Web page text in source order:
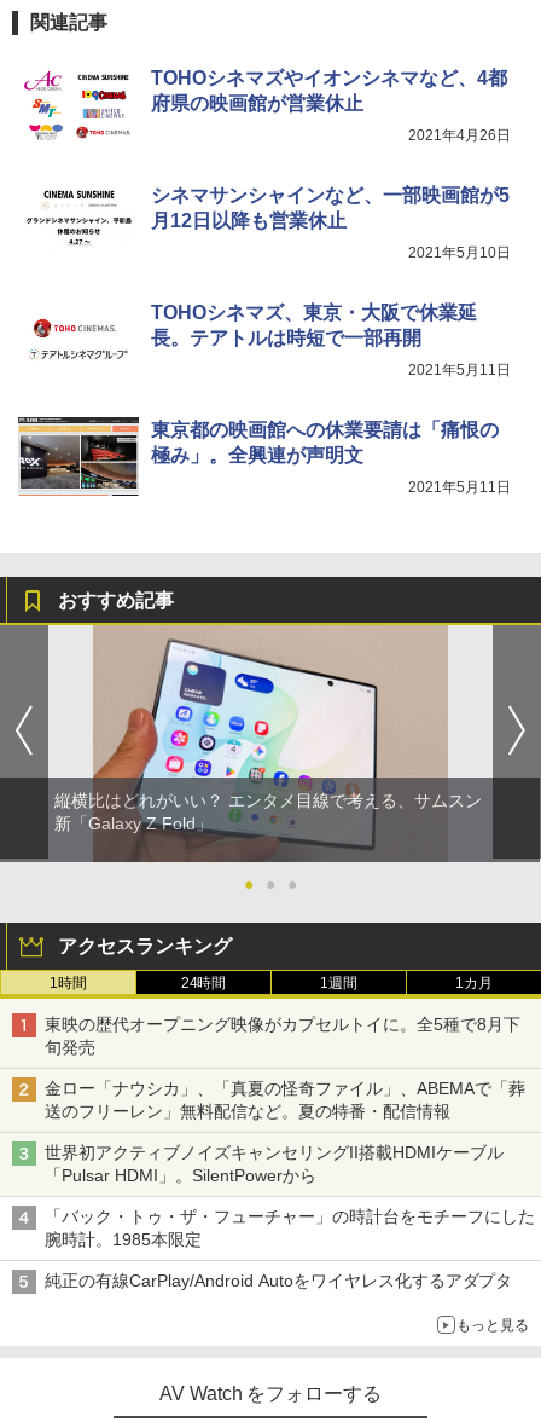
関連記事
TOHOシネマズやイオンシネマなど、4都
府県の映画館が営業休止
2021年4月26日
シネマサンシャインなど、一部映画館が5
月12日以降も営業休止
2021年5月10日
TOHOシネマズ、東京・大阪で休業延
長。テアトルは時短で一部再開
2021年5月11日
東京都の映画館への休業要請は「痛恨の
極み」。全興連が声明文
2021年5月11日
おすすめ記事
縦横比はどれがいい？ エンタメ目線で考える、サムスン
新「Galaxy Z Fold」
● ● ●
アクセスランキング
1時間 24時間 1週間 1カ月
東映の歴代オープニング映像がカプセルトイに。全5種で8月下
旬発売
金ロー「ナウシカ」、「真夏の怪奇ファイル」、ABEMAで「葬
送のフリーレン」無料配信など。夏の特番・配信情報
世界初アクティブノイズキャンセリングII搭載HDMIケーブル
「Pulsar HDMI」。SilentPowerから
「バック・トゥ・ザ・フューチャー」の時計台をモチーフにした
腕時計。1985本限定
純正の有線CarPlay/Android Autoをワイヤレス化するアダプタ
もっと見る
AV Watch をフォローする